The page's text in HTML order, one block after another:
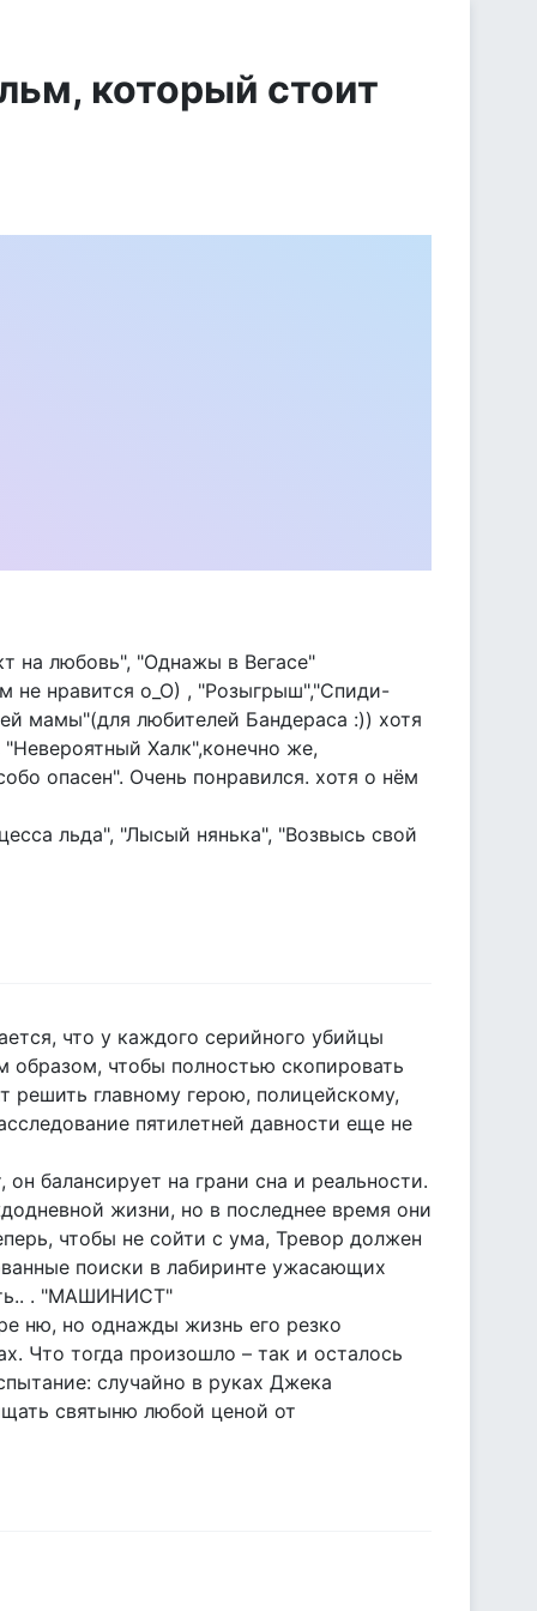
который стоит
на любовь", "Однажы в Вегасе"
не нравится о_О) , "Розыгрыш","Спиди-
мамы"(для любителей Бандераса :)) хотя
Халк",конечно же,
опасен". Очень понравился. хотя о нём
льда", "Лысый нянька", "Возвысь свой
что у каждого серийного убийцы
образом, чтобы полностью скопировать
решить главному герою, полицейскому,
пятилетней давности еще не
балансирует на грани сна и реальности.
жизни, но в последнее время они
чтобы не сойти с ума, Тревор должен
поиски в лабиринте ужасающих
. "МАШИНИСТ"
ню, но однажды жизнь его резко
Что тогда произошло – так и осталось
случайно в руках Джека
святыню любой ценой от